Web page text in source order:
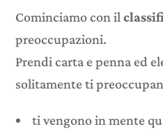
Cominciamo con il
preoccupazioni.
Prendi carta e penna ed
solitamente ti
ti vengono in mente